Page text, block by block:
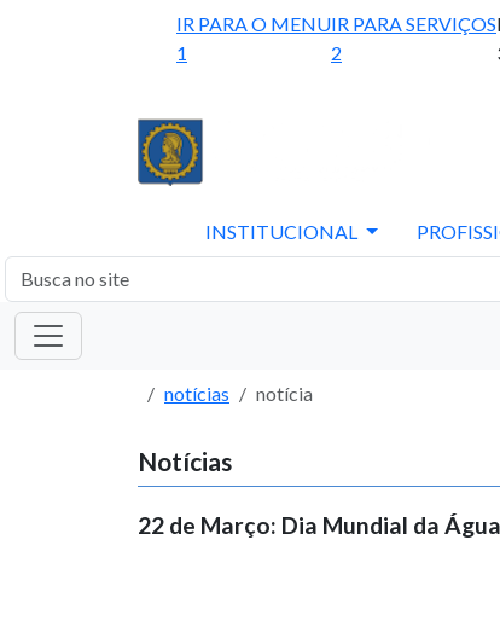
IR PARA O MENU
1
IR PARA SERVIÇOS
2
INSTITUCIONAL
notícias notícia
Notícias
22 de Março: Dia Mundial da Água